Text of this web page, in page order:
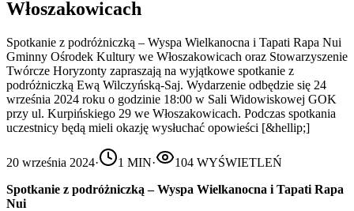
Włoszakowicach
Spotkanie z podróżniczką – Wyspa Wielkanocna i Tapati Rapa Nui
Gminny Ośrodek Kultury we Włoszakowicach oraz Stowarzyszenie
Twórcze Horyzonty zapraszają na wyjątkowe spotkanie z
podróżniczką Ewą Wilczyńską-Saj. Wydarzenie odbędzie się 24
września 2024 roku o godzinie 18:00 w Sali Widowiskowej GOK
przy ul. Kurpińskiego 29 we Włoszakowicach. Podczas spotkania
uczestnicy będą mieli okazję wysłuchać opowieści [&hellip;]
20 września 2024· 1 MIN· 104 WYŚWIETLEŃ
Spotkanie z podróżniczką – Wyspa Wielkanocna i Tapati Rapa
Nui